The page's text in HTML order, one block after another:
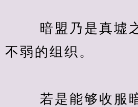
暗盟乃是真墟之
不弱的组织。
若是能够收服暗